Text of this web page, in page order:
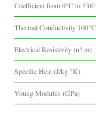
Coefficient from 0°C to
Thermal Conductivity
Electrical Resistivity (n?.m)
Specific Heat (J/kg.°K)
Young Modulus (GPa)